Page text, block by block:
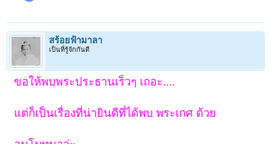
สร้อยฟ้ามาลา
เป็นที่รู้จักกันดี
ขอให้พบพระประธานเร็วๆ เถอะ....
แต่ก็เป็นเรื่องที่น่ายินดีที่ได้พบ พระเกศ ด้วย